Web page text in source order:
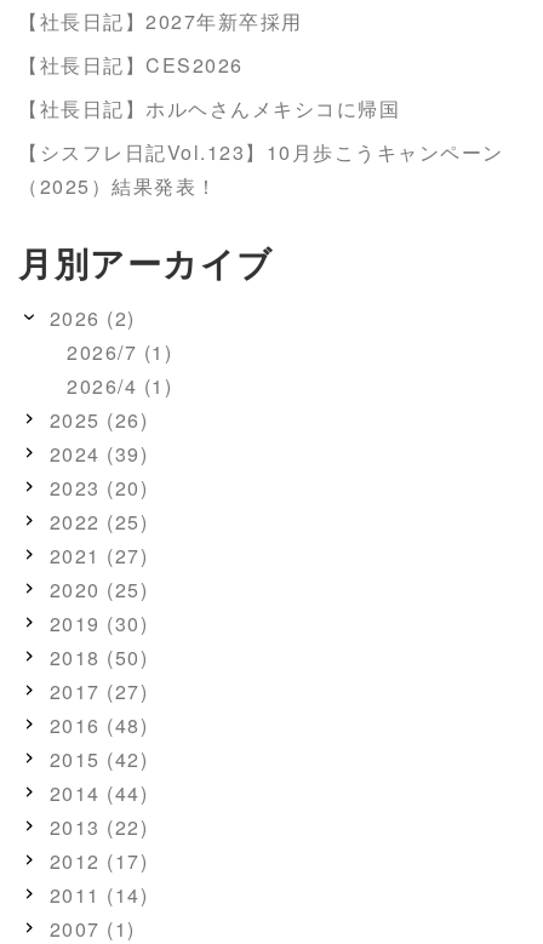
【社長日記】2027年新卒採用
【社長日記】CES2026
【社長日記】ホルヘさんメキシコに帰国
【シスフレ日記Vol.123】10月歩こうキャンペーン
（2025）結果発表！
月別アーカイブ
2026 (2)
2026/7 (1)
2026/4 (1)
2025 (26)
2024 (39)
2023 (20)
2022 (25)
2021 (27)
2020 (25)
2019 (30)
2018 (50)
2017 (27)
2016 (48)
2015 (42)
2014 (44)
2013 (22)
2012 (17)
2011 (14)
2007 (1)